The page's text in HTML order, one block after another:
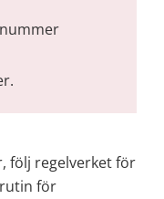
följ regelverket för
för